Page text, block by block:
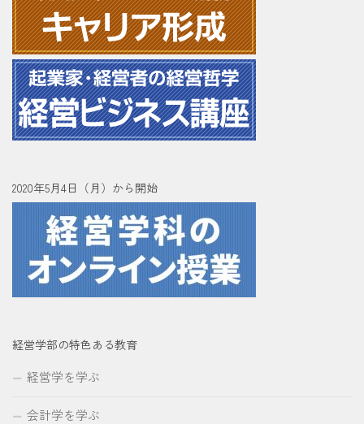
2020年5月4日（月）から開始
経営学部の特色ある教育
経営学を学ぶ
会計学を学ぶ